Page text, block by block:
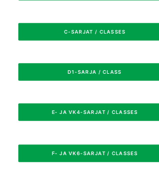
C-SARJAT / CLASSES
D1-SARJA / CLASS
E- JA VK4-SARJAT / CLASSES
F- JA VK6-SARJAT / CLASSES